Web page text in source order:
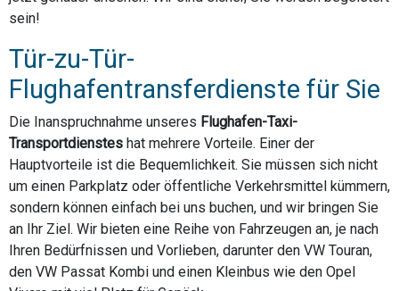
sein!
Tür-zu-Tür-
Flughafentransferdienste für Sie
Die Inanspruchnahme unseres Flughafen-Taxi-
Transportdienstes hat mehrere Vorteile. Einer der
Hauptvorteile ist die Bequemlichkeit. Sie müssen sich nicht
um einen Parkplatz oder öffentliche Verkehrsmittel kümmern,
sondern können einfach bei uns buchen, und wir bringen Sie
an Ihr Ziel. Wir bieten eine Reihe von Fahrzeugen an, je nach
Ihren Bedürfnissen und Vorlieben, darunter den VW Touran,
den VW Passat Kombi und einen Kleinbus wie den Opel